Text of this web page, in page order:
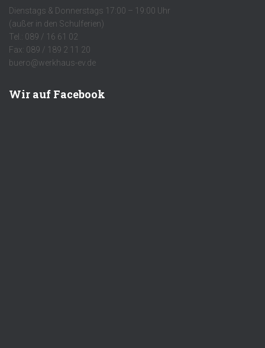
Dienstags & Donnerstags 17:00 – 19:00 Uhr
(außer in den Schulferien)
Tel.: 089 / 16 61 02
Fax: 089 / 189 2 11 20
buero@werkhaus-ev.de
Wir auf Facebook